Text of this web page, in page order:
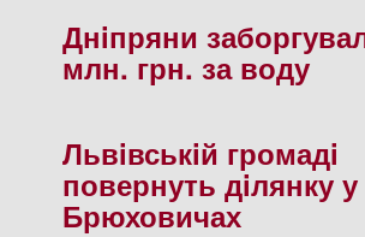
Днiпряни
млн. грн. за воду
Львiвськiй громадi
повернуть дiлянку у
Брюховичах